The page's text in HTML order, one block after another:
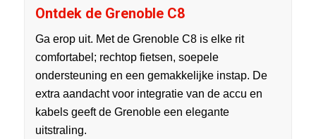
Ontdek de Grenoble C8
Ga erop uit. Met de Grenoble C8 is elke rit
comfortabel; rechtop fietsen, soepele
ondersteuning en een gemakkelijke instap. De
extra aandacht voor integratie van de accu en
kabels geeft de Grenoble een elegante
uitstraling.